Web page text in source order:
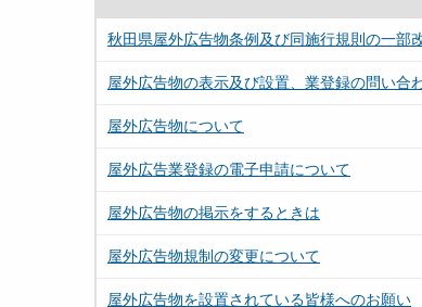
秋田県屋外広告物条例及び同施行規則の一部
屋外広告物の表示及び設置、業登録の問い合
屋外広告物について
屋外広告業登録の電子申請について
屋外広告物の掲示をするときは
屋外広告物規制の変更について
屋外広告物を設置されている皆様へのお願い